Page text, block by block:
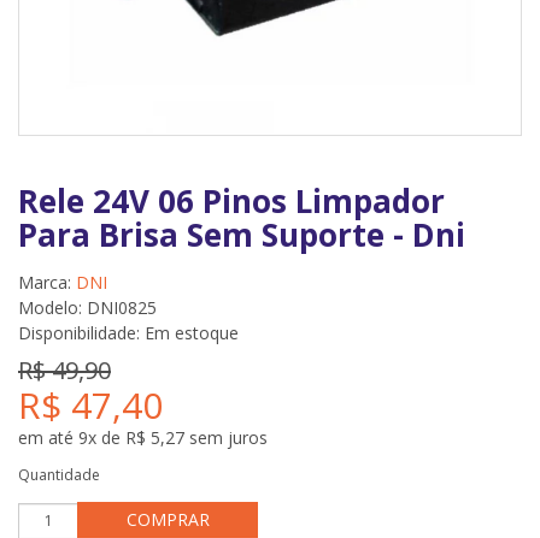
Rele 24V 06 Pinos Limpador
Para Brisa Sem Suporte - Dni
Marca: DNI
Modelo: DNI0825
Disponibilidade: Em estoque
R$ 49,90
R$ 47,40
em até 9x de R$ 5,27 sem juros
Quantidade
COMPRAR